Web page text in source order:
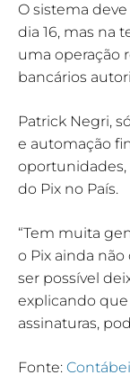
O sistema
dia 16, mas na
uma operação
bancários
Patrick Negri,
e automação
do Pix no País.
“Tem muita
o Pix ainda não
ser possível
explicando
assinaturas,
Fonte: